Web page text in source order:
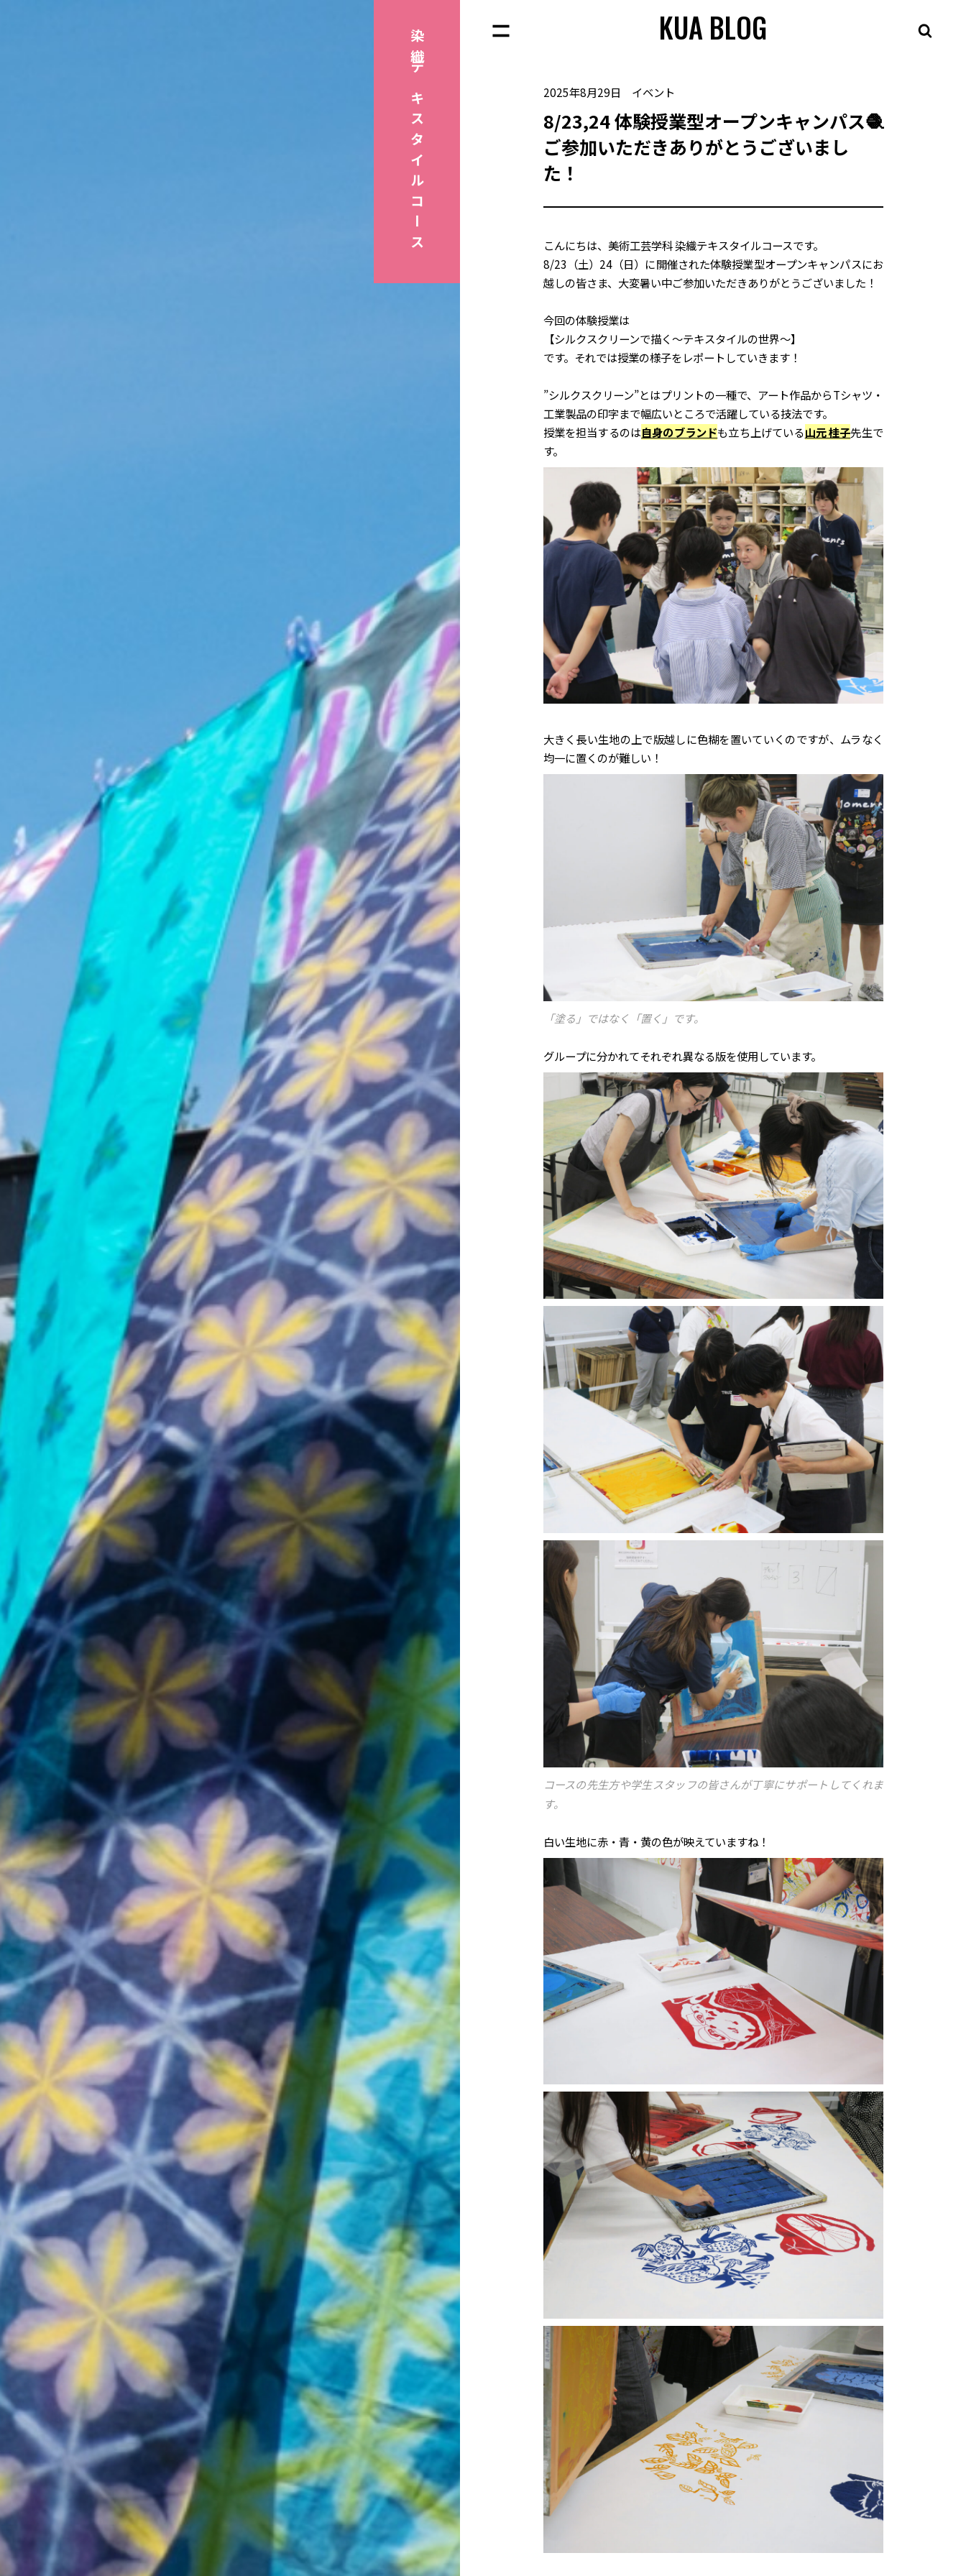
KUA BLOG
染織
テキスタイルコース 2025年8月29日 イベント
8/23,24 体験授業型オープンキャンパス🧶
ご参加いただきありがとうございまし
た！
こんにちは、美術工芸学科 染織テキスタイルコースです。
8/23（土）24（日）に開催された体験授業型オープンキャンパスにお
越しの皆さま、大変暑い中ご参加いただきありがとうございました！
今回の体験授業は
【シルクスクリーンで描く〜テキスタイルの世界〜】
です。それでは授業の様子をレポートしていきます！
”シルクスクリーン”とはプリントの一種で、アート作品からTシャツ・
工業製品の印字まで幅広いところで活躍している技法です。
授業を担当するのは自身のブランドも立ち上げている山元 桂子先生で
す。
大きく長い生地の上で版越しに色糊を置いていくのですが、ムラなく
均一に置くのが難しい！
「塗る」ではなく「置く」です。
グループに分かれてそれぞれ異なる版を使用しています。
コースの先生方や学生スタッフの皆さんが丁寧にサポートしてくれま
す。
白い生地に赤・青・黄の色が映えていますね！